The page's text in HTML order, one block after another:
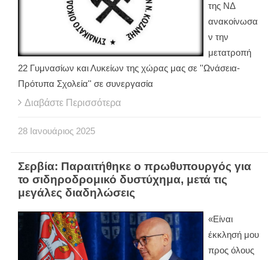
της ΝΔ
ανακοίνωσα
ν την
μετατροπή
22 Γυμνασίων και Λυκείων της χώρας μας σε ''Ωνάσεια-
Πρότυπα Σχολεία'' σε συνεργασία
Διαβάστε Περισσότερα
28 Ιανουάριος 2025
Σερβία: Παραιτήθηκε ο πρωθυπουργός για
το σιδηροδρομικό δυστύχημα, μετά τις
μεγάλες διαδηλώσεις
«Είναι
έκκλησή μου
προς όλους